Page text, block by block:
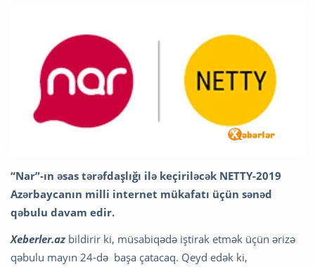
“Nar”-ın əsas tərəfdaşlığı ilə keçiriləcək NETTY-2019
Azərbaycanın milli internet mükafatı üçün sənəd
qəbulu davam edir.
Xeberler.az bildirir ki, müsabiqədə iştirak etmək üçün ərizə
qəbulu mayın 24-də başa çatacaq. Qeyd edək ki,